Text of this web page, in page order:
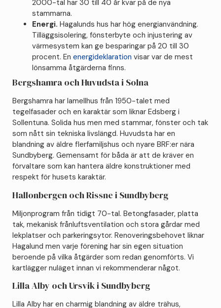
2000-tal har 30 till 40 år kvar på de nya
stammarna.
Energi. Hagalunds hus har hög energianvändning.
Tilläggsisolering, fönsterbyte och injustering av
värmesystem kan ge besparingar på 20 till 30
procent. En energideklaration visar var de mest
lönsamma åtgärderna finns.
Bergshamra och Huvudsta i Solna
Bergshamra har lamellhus från 1950-talet med
tegelfasader och en karaktär som liknar Edsberg i
Sollentuna. Solida hus men med stammar, fönster och tak
som nått sin tekniska livslängd. Huvudsta har en
blandning av äldre flerfamiljshus och nyare BRF:er nära
Sundbyberg. Gemensamt för båda är att de kräver en
förvaltare som kan hantera äldre konstruktioner med
respekt för husets karaktär.
Hallonbergen och Rissne i Sundbyberg
Miljonprogram från tidigt 70-tal. Betongfasader, platta
tak, mekanisk frånluftsventilation och stora gårdar med
lekplatser och parkeringsytor. Renoveringsbehovet liknar
Hagalund men varje förening har sin egen situation
beroende på vilka åtgärder som redan genomförts. Vi
kartlägger nuläget innan vi rekommenderar något.
Lilla Alby och Ursvik i Sundbyberg
Lilla Alby har en charmig blandning av äldre trähus,